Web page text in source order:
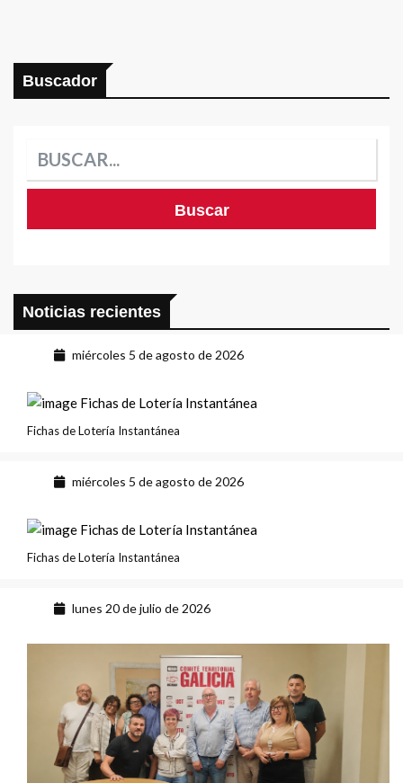
Buscador
Noticias recientes
miércoles 5 de agosto de 2026
Fichas de Lotería Instantánea
miércoles 5 de agosto de 2026
Fichas de Lotería Instantánea
lunes 20 de julio de 2026